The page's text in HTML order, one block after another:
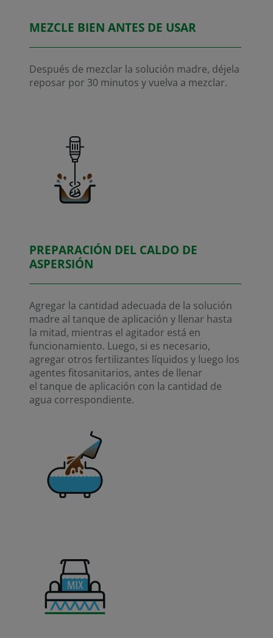
MEZCLE BIEN ANTES DE USAR
Después de mezclar la solución madre, déjela
reposar por 30 minutos y vuelva a mezclar.
PREPARACIÓN DEL CALDO DE
ASPERSIÓN
Agregar la cantidad adecuada de la solución
madre al tanque de aplicación y llenar hasta
la mitad, mientras el agitador está en
funcionamiento. Luego, si es necesario,
agregar otros fertilizantes líquidos y luego los
agentes fitosanitarios, antes de llenar
el tanque de aplicación con la cantidad de
agua correspondiente.